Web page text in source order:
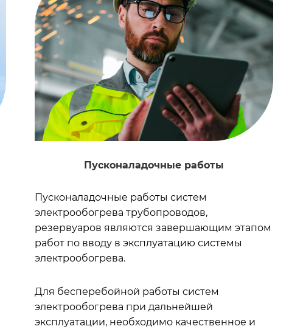
Пусконаладочные работы
Пусконаладочные работы систем
электрообогрева трубопроводов,
резервуаров являются завершающим этапом
работ по вводу в эксплуатацию системы
электрообогрева.
Для бесперебойной работы систем
электрообогрева при дальнейшей
эксплуатации, необходимо качественное и